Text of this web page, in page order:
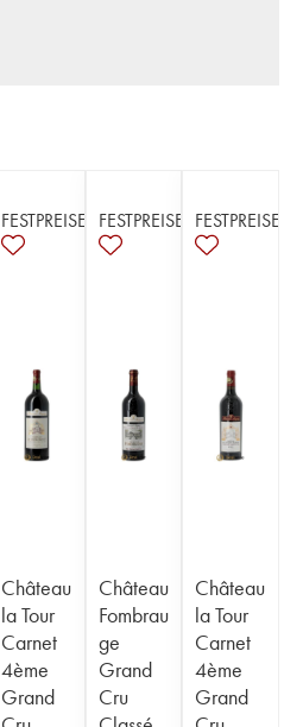
FESTPREISE
Château
la Tour
Carnet
4ème
Grand
FESTPREISE
Château
Fombrau
ge
Grand
Cru
FESTPREISE
Château
la Tour
Carnet
4ème
Grand